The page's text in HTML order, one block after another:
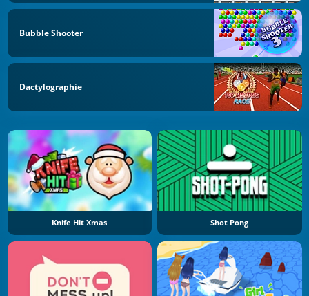
Bubble Shooter
Dactylographie
Knife Hit Xmas Shot Pong